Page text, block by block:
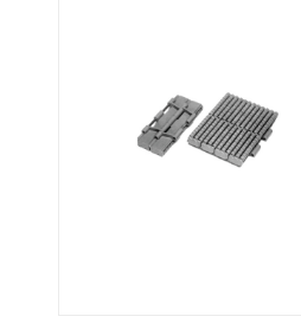
וגלגלי שיניים
וגלגלים